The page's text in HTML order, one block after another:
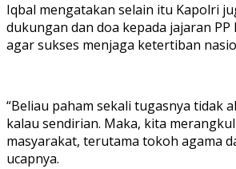
Iqbal mengatakan selain itu Kapolri
dukungan dan doa kepada jajaran PP
agar sukses menjaga ketertiban
“Beliau paham sekali tugasnya tidak
kalau sendirian. Maka, kita
masyarakat, terutama tokoh agama
ucapnya.